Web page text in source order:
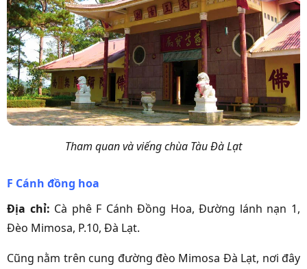
Tham quan và viếng chùa Tàu Đà Lạt
F Cánh đồng hoa
Địa chỉ: Cà phê F Cánh Đồng Hoa, Đường lánh nạn 1,
Đèo Mimosa, P.10, Đà Lạt.
Cũng nằm trên cung đường đèo Mimosa Đà Lạt, nơi đây